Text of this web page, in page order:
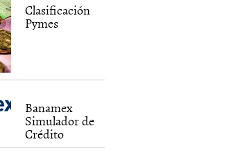
Clasificación
Pymes
Banamex
Simulador de
Crédito